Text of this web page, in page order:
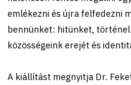
emlékezni és újra felfedezni
bennünket: hitünket,
közösségeink erejét és
A kiállítást megnyitja Dr.